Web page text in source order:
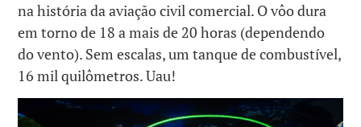
na história da aviação civil comercial. O vôo dura
em torno de 18 a mais de 20 horas (dependendo
do vento). Sem escalas, um tanque de combustível,
16 mil quilômetros. Uau!